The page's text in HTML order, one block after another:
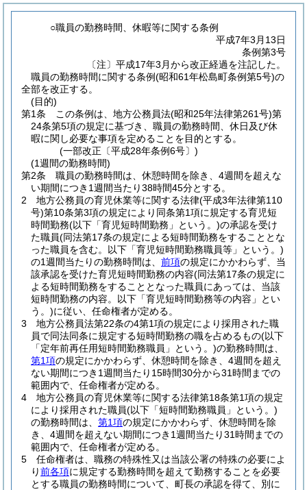
○職員の勤務時間、休暇等に関する条例
平成7年3月13日
条例第3号
〔注〕平成17年3月から改正経過を注記した。
職員の勤務時間に関する条例(昭和61年松島町条例第5号)の
全部を改正する。
(目的)
第1条
この条例は、地方公務員法(昭和25年法律第261号)第
24条第5項の規定に基づき、職員の勤務時間、休日及び休
暇に関し必要な事項を定めることを目的とする。
(一部改正〔平成28年条例6号〕)
(1週間の勤務時間)
第2条
職員の勤務時間は、休憩時間を除き、4週間を超えな
い期間につき1週間当たり38時間45分とする。
2
地方公務員の育児休業等に関する法律(平成3年法律第110
号)第10条第3項の規定により同条第1項に規定する育児短
時間勤務(以下「育児短時間勤務」という。)の承認を受け
た職員(同法第17条の規定による短時間勤務をすることとな
った職員を含む。以下「育児短時間勤務職員等」という。)
の1週間当たりの勤務時間は、 前項の規定にかかわらず、当
該承認を受けた育児短時間勤務の内容(同法第17条の規定に
よる短時間勤務をすることとなった職員にあっては、当該
短時間勤務の内容。以下「育児短時間勤務等の内容」とい
う。)に従い、任命権者が定める。
3
地方公務員法第22条の4第1項の規定により採用された職
員で同法同条に規定する短時間勤務の職を占めるもの(以下
「定年前再任用短時間勤務職員」という。)の勤務時間は、
第1項の規定にかかわらず、休憩時間を除き、4週間を超え
ない期間につき1週間当たり15時間30分から31時間までの
範囲内で、任命権者が定める。
4
地方公務員の育児休業等に関する法律第18条第1項の規定
により採用された職員(以下「短時間勤務職員」という。)
の勤務時間は、 第1項の規定にかかわらず、休憩時間を除
き、4週間を超えない期間につき1週間当たり31時間までの
範囲内で、任命権者が定める。
5
任命権者は、職務の特殊性又は当該公署の特殊の必要によ
り前各項に規定する勤務時間を超えて勤務することを必要
とする職員の勤務時間について、町長の承認を得て、別に